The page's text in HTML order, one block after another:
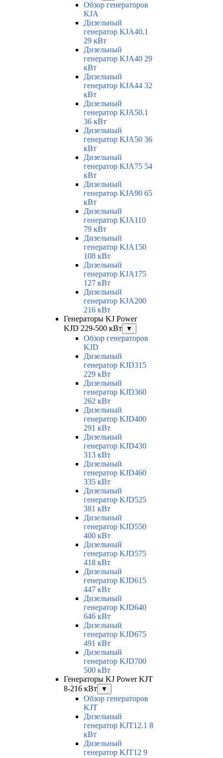
Обзор генераторов
KJA
Дизельный
генератор KJA40.1
29 кВт
Дизельный
генератор KJA40 29
кВт
Дизельный
генератор KJA44 32
кВт
Дизельный
генератор KJA50.1
36 кВт
Дизельный
генератор KJA50 36
кВт
Дизельный
генератор KJA75 54
кВт
Дизельный
генератор KJA90 65
кВт
Дизельный
генератор KJA110
79 кВт
Дизельный
генератор KJA150
108 кВт
Дизельный
генератор KJA175
127 кВт
Дизельный
генератор KJA200
216 кВт
Генераторы KJ Power
KJD 229-500 кВт
▼
Обзор генераторов
KJD
Дизельный
генератор KJD315
229 кВт
Дизельный
генератор KJD360
262 кВт
Дизельный
генератор KJD400
291 кВт
Дизельный
генератор KJD430
313 кВт
Дизельный
генератор KJD460
335 кВт
Дизельный
генератор KJD525
381 кВт
Дизельный
генератор KJD550
400 кВт
Дизельный
генератор KJD575
418 кВт
Дизельный
генератор KJD615
447 кВт
Дизельный
генератор KJD640
646 кВт
Дизельный
генератор KJD675
491 кВт
Дизельный
генератор KJD700
500 кВт
Генераторы KJ Power KJT
8-216 кВт
▼
Обзор генераторов
KJT
Дизельный
генератор KJT12.1 8
кВт
Дизельный
генератор KJT12 9